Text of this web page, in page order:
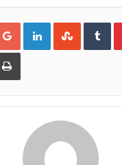
Google+LinkedIn
Print